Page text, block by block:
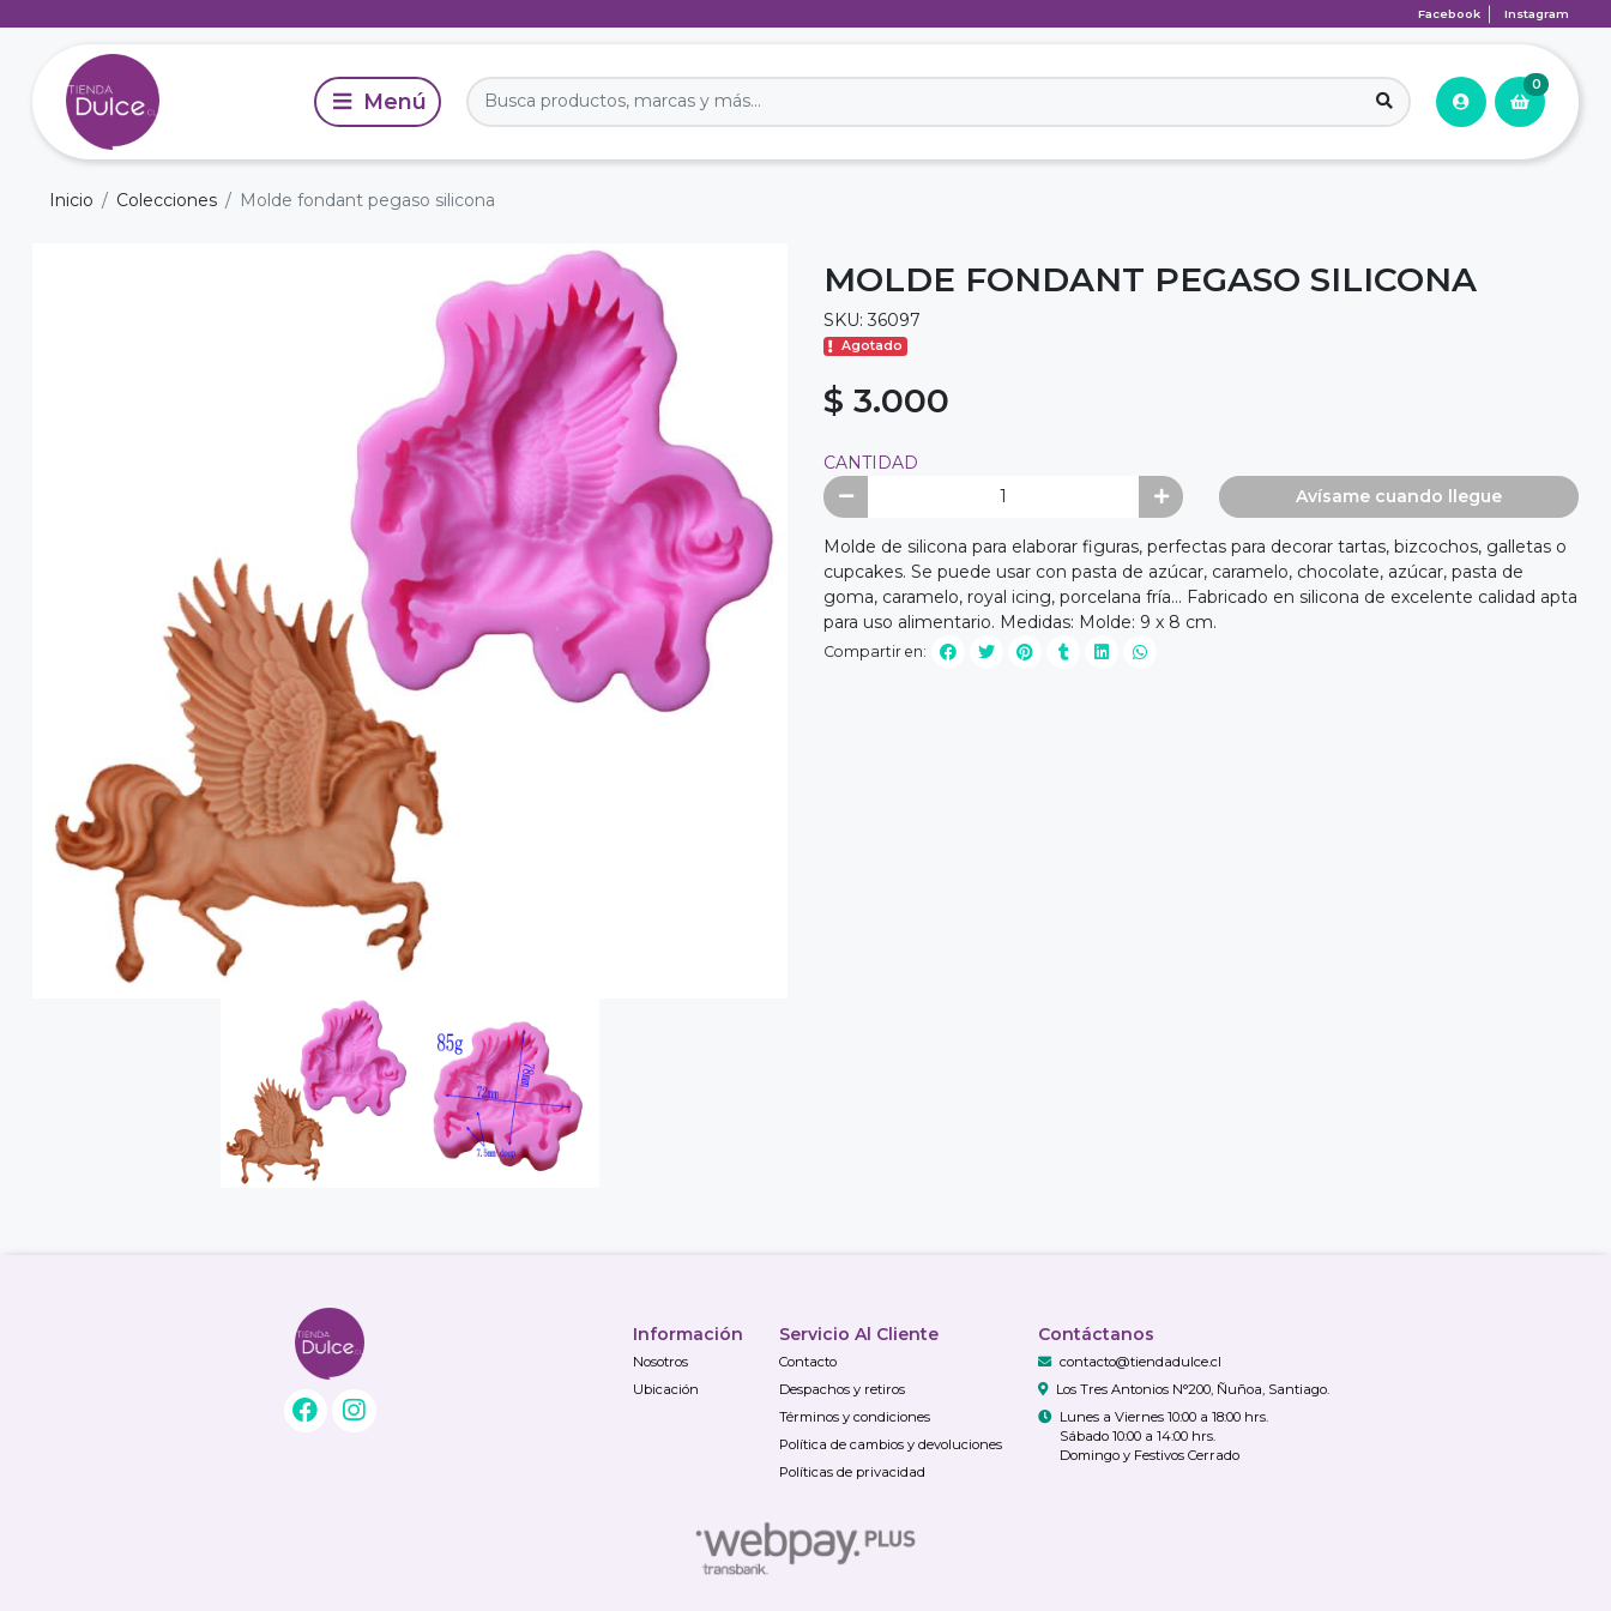
Facebook Instagram
0
Inicio Colecciones Molde fondant pegaso silicona
MOLDE FONDANT PEGASO SILICONA
SKU: 36097
Agotado
$ 3.000
CANTIDAD
Avísame cuando llegue
Molde de silicona para elaborar figuras, perfectas para decorar tartas, bizcochos, galletas o
cupcakes. Se puede usar con pasta de azúcar, caramelo, chocolate, azúcar, pasta de
goma, caramelo, royal icing, porcelana fría... Fabricado en silicona de excelente calidad apta
para uso alimentario. Medidas: Molde: 9 x 8 cm.
Compartir en:
Información
Nosotros
Ubicación
Servicio Al Cliente
Contacto
Despachos y retiros
Términos y condiciones
Política de cambios y devoluciones
Políticas de privacidad
Contáctanos
contacto@tiendadulce.cl
Los Tres Antonios N°200, Ñuñoa, Santiago.
Lunes a Viernes 10:00 a 18:00 hrs.
Sábado 10:00 a 14:00 hrs.
Domingo y Festivos Cerrado